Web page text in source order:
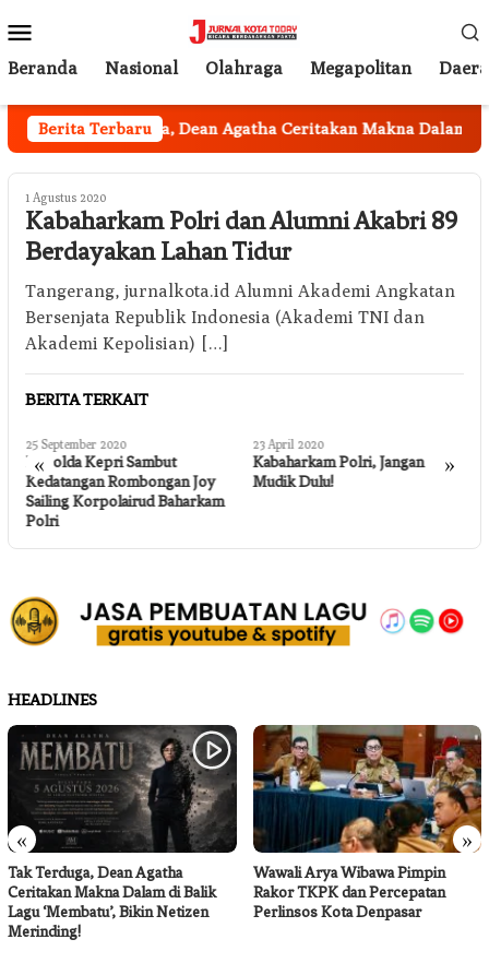
ke
kontenMobile
Beranda Nasional Olahraga Megapolitan
Berita Terbaru
Tak Terduga, Dean Agatha Ceritakan Makna Dalam di
1 Agustus 2020
Kabaharkam Polri dan Alumni Akabri 89
Berdayakan Lahan Tidur
Tangerang, jurnalkota.id Alumni Akademi Angkatan
Bersenjata Republik Indonesia (Akademi TNI dan
Akademi Kepolisian) […]
BERITA TERKAIT
« »
25 September 2020
Kapolda Kepri Sambut
Kedatangan Rombongan Joy
Sailing Korpolairud Baharkam
Polri
23 April 2020
Kabaharkam Polri, Jangan
Mudik Dulu!
HEADLINES
« »
Tak Terduga, Dean Agatha
Ceritakan Makna Dalam di Balik
Lagu ‘Membatu’, Bikin Netizen
Merinding!
Wawali Arya Wibawa Pimpin
Rakor TKPK dan Percepatan
Perlinsos Kota Denpasar